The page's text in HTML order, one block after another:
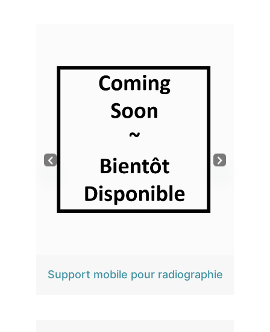
Support mobile pour radiographie